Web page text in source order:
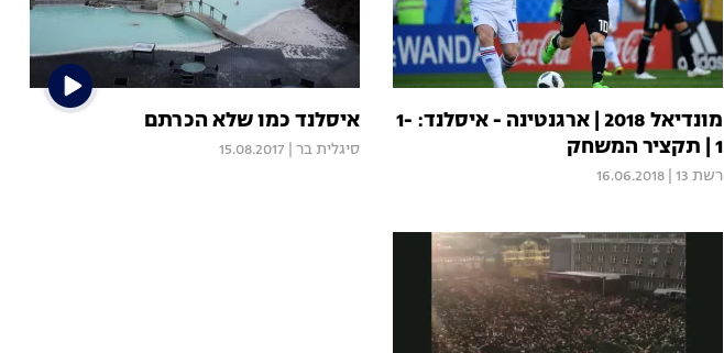
מונדיאל 2018 | ארגנטינה - איסלנד: 1-
1 | תקציר המשחק
רשת 13 16.06.2018
איסלנד כמו שלא הכרתם
סיגלית בר 15.08.2017